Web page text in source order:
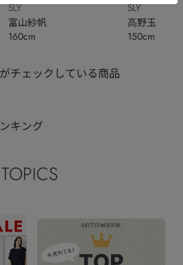
SLY
富山紗帆
160cm
SLY
髙野玉
150cm
チェックしている商品
キング
TOPICS